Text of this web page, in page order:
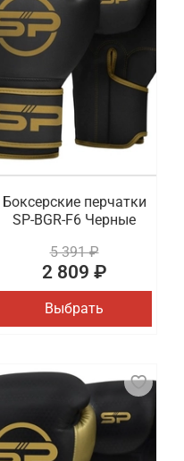
Боксерские перчатки
SP-BGR-F6 Черные
5 391 ₽
2 809 ₽
Выбрать